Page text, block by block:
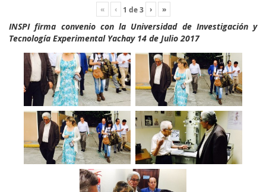
« ‹ 1 de3 › »
INSPI firma convenio con la Universidad de Investigación y
Tecnología Experimental Yachay 14 de Julio 2017